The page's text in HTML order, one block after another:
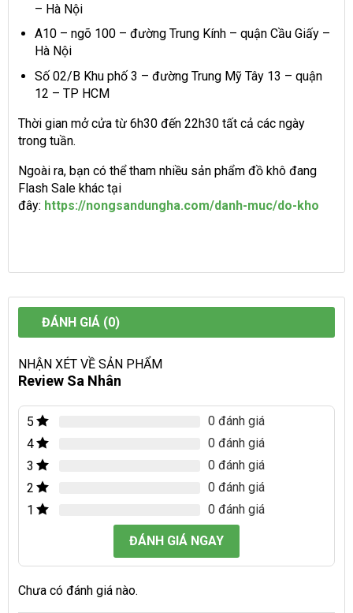
– Hà Nội
A10 – ngõ 100 – đường Trung Kính – quận Cầu Giấy –
Hà Nội
Số 02/B Khu phố 3 – đường Trung Mỹ Tây 13 – quận
12 – TP HCM
Thời gian mở cửa từ 6h30 đến 22h30 tất cả các ngày
trong tuần.
Ngoài ra, bạn có thể tham nhiều sản phẩm đồ khô đang
Flash Sale khác tại
đây: https://nongsandungha.com/danh-muc/do-kho
ĐÁNH GIÁ (0)
NHẬN XÉT VỀ SẢN PHẨM
Review Sa Nhân
5
0 đánh giá
4
0 đánh giá
3
0 đánh giá
2
0 đánh giá
1
0 đánh giá
ĐÁNH GIÁ NGAY
Chưa có đánh giá nào.